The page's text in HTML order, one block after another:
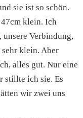
sie ist so schön.
klein. Ich
unsere Verbindung,
sehr klein. Aber
alles gut. Nur eine
stillte ich sie. Es
wir zwei uns